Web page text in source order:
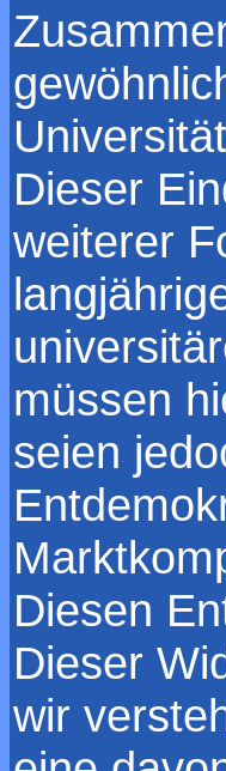
Dieser
weiterer
müssen
seien
Diesen
Dieser
wir